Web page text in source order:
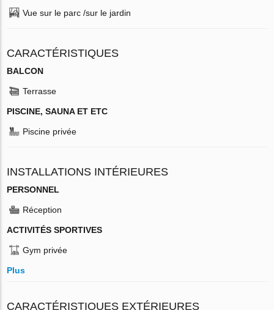
Vue sur le parc /sur le jardin
CARACTÉRISTIQUES
BALCON
Terrasse
PISCINE, SAUNA ET ETC
Piscine privée
INSTALLATIONS INTÉRIEURES
PERSONNEL
Réception
ACTIVITÉS SPORTIVES
Gym privée
Plus
CARACTÉRISTIQUES EXTÉRIEURES